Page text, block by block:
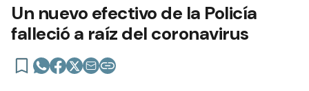
Un nuevo efectivo de la Policía
falleció a raíz del coronavirus